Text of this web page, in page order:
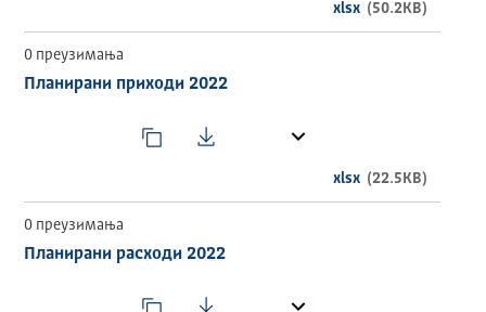
ВРЕМЕНСКИ ОБУХВАТ
Република Србија
xlsx (50.2KB)
0 преузимања
Планирани приходи 2022
xlsx (22.5KB)
0 преузимања
Планирани расходи 2022